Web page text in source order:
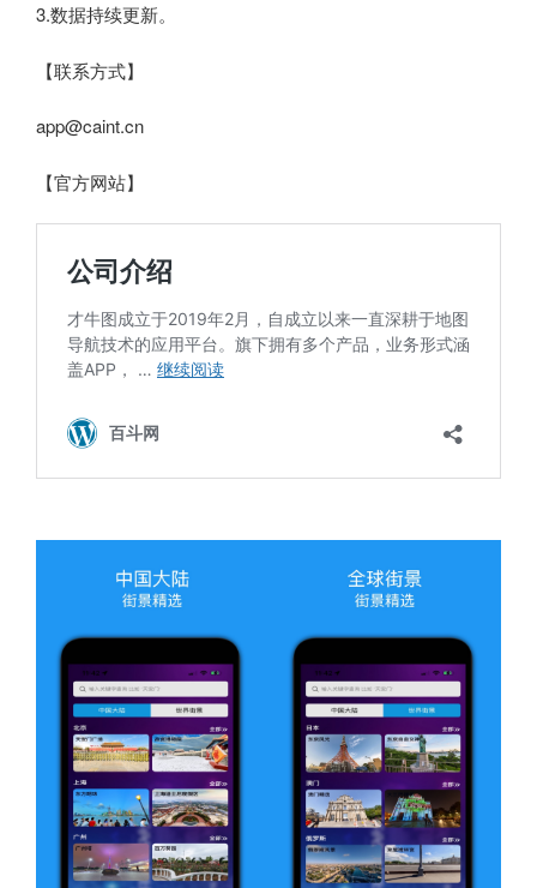
3.数据持续更新。
【联系方式】
app@caint.cn
【官方网站】